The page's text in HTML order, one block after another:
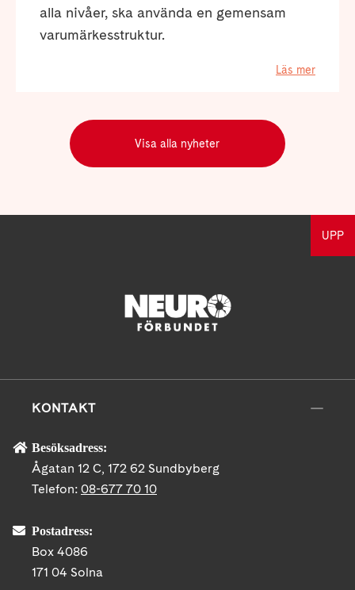
alla nivåer, ska använda en gemensam
varumärkesstruktur.
Läs mer
Visa alla nyheter
UPP
KONTAKT
Besöksadress:
Ågatan 12 C, 172 62 Sundbyberg
Telefon: 08-677 70 10
Postadress:
Box 4086
171 04 Solna